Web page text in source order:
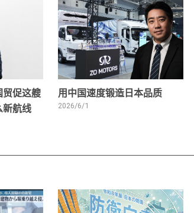
促这艘
新航线
用中国速度锻造日本品质
2026/6/1